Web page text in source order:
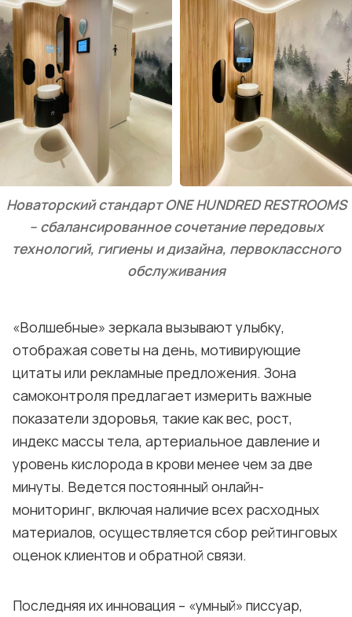
Новаторский стандарт ONE HUNDRED RESTROOMS
– сбалансированное сочетание передовых
технологий, гигиены и дизайна, первоклассного
обслуживания
«Волшебные» зеркала вызывают улыбку,
отображая советы на день, мотивирующие
цитаты или рекламные предложения. Зона
самоконтроля предлагает измерить важные
показатели здоровья, такие как вес, рост,
индекс массы тела, артериальное давление и
уровень кислорода в крови менее чем за две
минуты. Ведется постоянный онлайн-
мониторинг, включая наличие всех расходных
материалов, осуществляется сбор рейтинговых
оценок клиентов и обратной связи.
Последняя их инновация – «умный» писсуар,